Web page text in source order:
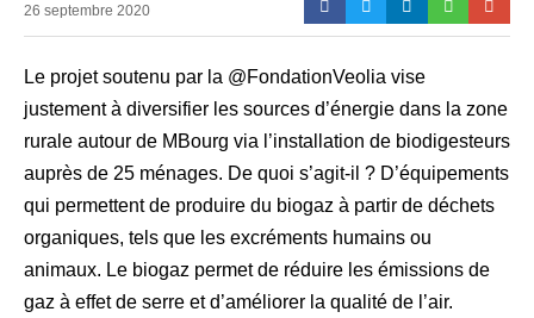
26 septembre 2020
Le projet soutenu par la @FondationVeolia vise
justement à diversifier les sources d’énergie dans la zone
rurale autour de MBourg via l’installation de biodigesteurs
auprès de 25 ménages. De quoi s’agit-il ? D’équipements
qui permettent de produire du biogaz à partir de déchets
organiques, tels que les excréments humains ou
animaux. Le biogaz permet de réduire les émissions de
gaz à effet de serre et d’améliorer la qualité de l’air.